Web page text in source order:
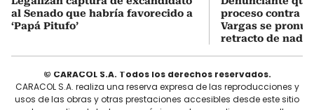
al Senado que habría favorecido a
‘Papá Pitufo’
proceso contra
Vargas se
retracto de nada”
© CARACOL S.A. Todos los derechos reservados.
CARACOL S.A. realiza una reserva expresa de las reproducciones y
usos de las obras y otras prestaciones accesibles desde este sitio